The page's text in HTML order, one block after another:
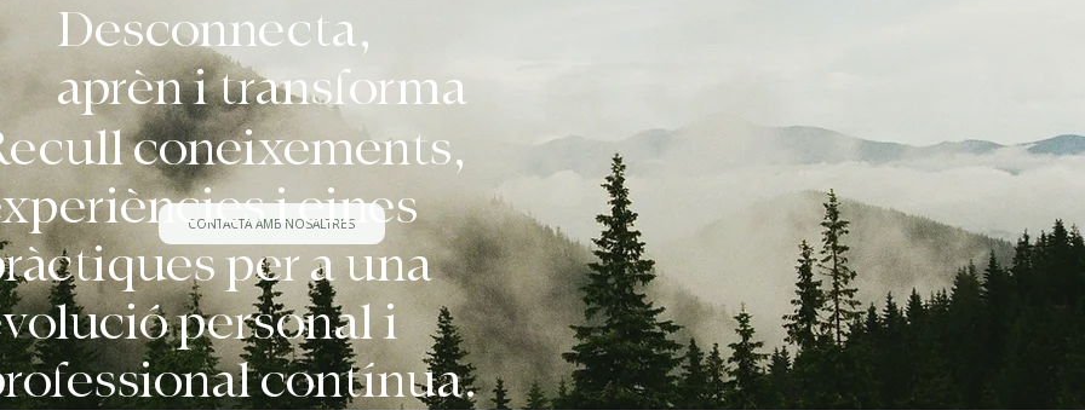
CONTACTA AMB NOSALTRES
Desconnecta,
aprèn i transforma
coneixements,
i eines
per a una
personal i
contínua.